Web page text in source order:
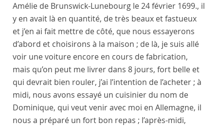
Amélie de Brunswick-Lunebourg le 24 février 1699., il
y en avait là en quantité, de très beaux et fastueux
et j’en ai fait mettre de côté, que nous essayerons
d’abord et choisirons à la maison ; de là, je suis allé
voir une voiture encore en cours de fabrication,
mais qu’on peut me livrer dans 8 jours, fort belle et
qui devrait bien rouler, j’ai l’intention de l’acheter ; à
midi, nous avons essayé un cuisinier du nom de
Dominique, qui veut venir avec moi en Allemagne, il
nous a préparé un fort bon repas ; l’après-midi,